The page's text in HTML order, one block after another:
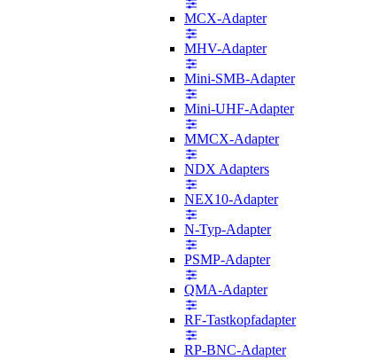
MCX-Adapter
MHV-Adapter
Mini-SMB-Adapter
Mini-UHF-Adapter
MMCX-Adapter
NDX Adapters
NEX10-Adapter
N-Typ-Adapter
PSMP-Adapter
QMA-Adapter
RF-Tastkopfadapter
RP-BNC-Adapter